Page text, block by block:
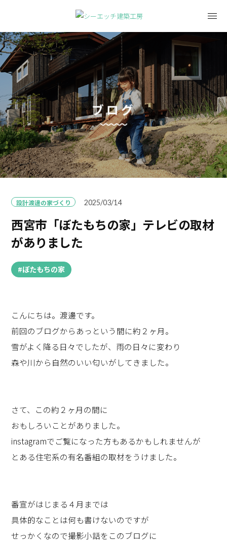
ブログ
設計渡邊の家づくり 2025/03/14
西宮市「ぼたもちの家」テレビの取材
がありました
#ぼたもちの家
こんにちは。渡邊です。
前回のブログからあっという間に約２ヶ月。
雪がよく降る日々でしたが、雨の日々に変わり
森や川から自然のいい匂いがしてきました。
さて、この約２ヶ月の間に
おもしろいことがありました。
instagramでご覧になった方もあるかもしれませんが
とある住宅系の有名番組の取材をうけました。
番宣がはじまる４月までは
具体的なことは何も書けないのですが
せっかくなので撮影小話をこのブログに